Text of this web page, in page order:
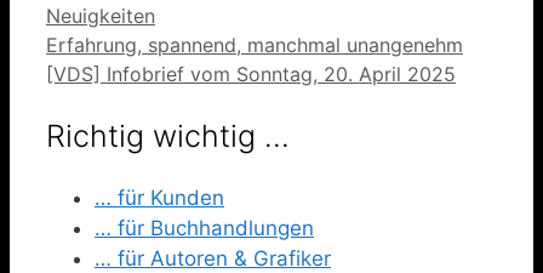
Kategorien
Neuigkeiten
Erfahrung, spannend, manchmal unangenehm
[VDS] Infobrief vom Sonntag, 20. April 2025
Richtig wichtig …
… für Kunden
… für Buchhandlungen
… für Autoren & Grafiker